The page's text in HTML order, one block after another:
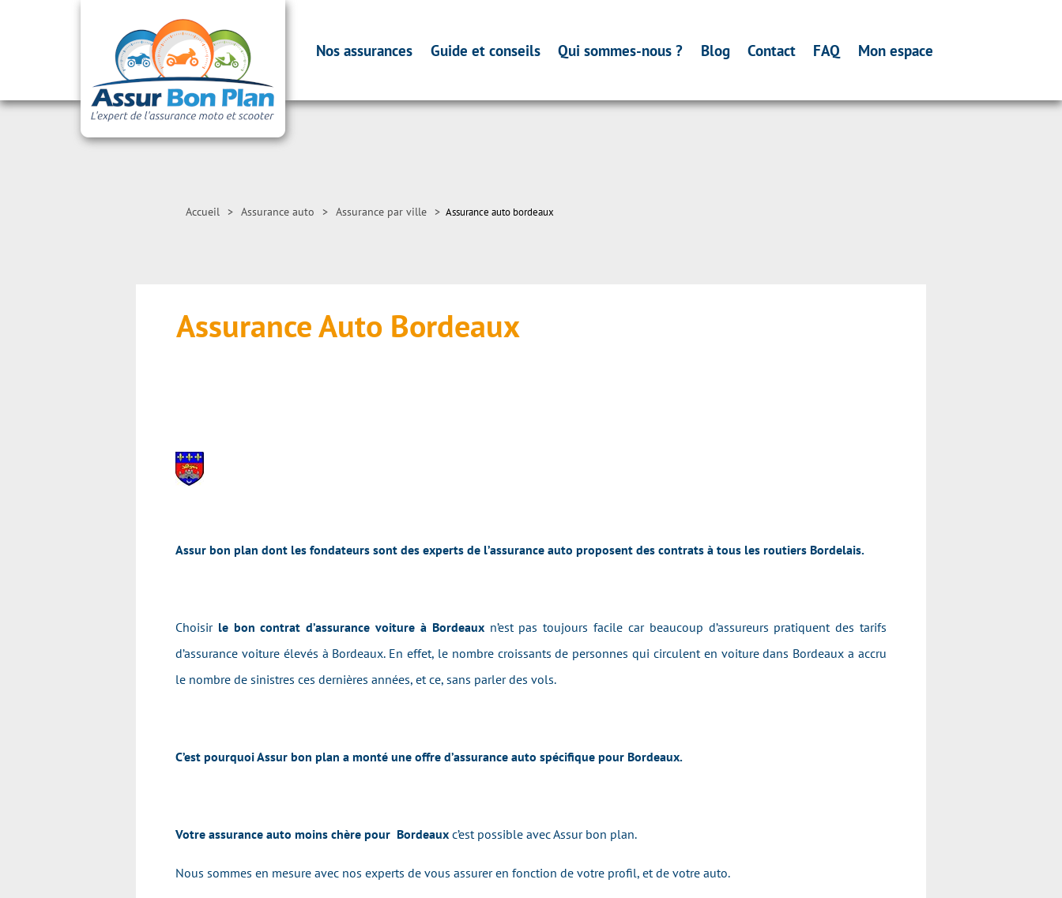
Nos assurances Guide et conseils Qui sommes-nous ? Blog Contact FAQ Mon espace
Accueil > Assurance auto > Assurance par ville > Assurance auto bordeaux
Assurance Auto Bordeaux
Assur bon plan dont les fondateurs sont des experts de l’assurance auto proposent des contrats à tous les routiers Bordelais.
Choisir le bon contrat d’assurance voiture à Bordeauxn’est pas toujours facile car beaucoup d’assureurs pratiquent des tarifs
d’assurance voiture élevés à Bordeaux. En effet, le nombre croissants de personnes qui circulent en voiture dans Bordeaux a accru
le nombre de sinistres ces dernières années, et ce, sans parler des vols.
C’est pourquoi Assur bon plan a monté une offre d’assurance auto spécifique pour Bordeaux.
Votre assurance auto moins chère pour Bordeaux c’est possible avec Assur bon plan.
Nous sommes en mesure avec nos experts de vous assurer en fonction de votre profil, et de votre auto.